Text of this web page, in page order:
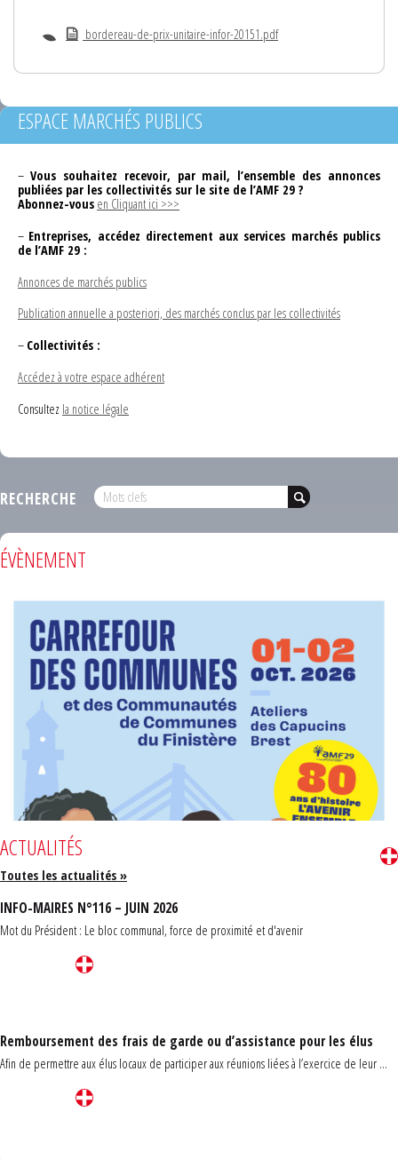
bordereau-de-prix-unitaire-infor-20151.pdf
ESPACE MARCHÉS PUBLICS
– Vous souhaitez recevoir, par mail, l’ensemble des annonces
publiées par les collectivités sur le site de l’AMF 29 ?
Abonnez-vous en Cliquant ici >>>
– Entreprises, accédez directement aux services marchés publics
de l’AMF 29 :
Annonces de marchés publics
Publication annuelle a posteriori, des marchés conclus par les collectivités
– Collectivités :
Accédez à votre espace adhérent
Consultez la notice légale
RECHERCHE
ÉVÈNEMENT
ACTUALITÉS
Toutes les actualités »
INFO-MAIRES N°116 – JUIN 2026
Mot du Président : Le bloc communal, force de proximité et d'avenir
Remboursement des frais de garde ou d’assistance pour les élus
Afin de permettre aux élus locaux de participer aux réunions liées à l’exercice de leur ...